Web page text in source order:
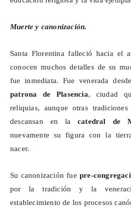
Muerte y canonización.
Santa Florentina falleció hacia el
conocen muchos detalles de su
fue inmediata. Fue venerada
patrona de Plasencia, ciudad
reliquias, aunque otras
descansan en lacatedral de
nuevamente su figura con la
nacer.
Su canonización fue pre-
por la tradición y la
establecimiento de los procesos